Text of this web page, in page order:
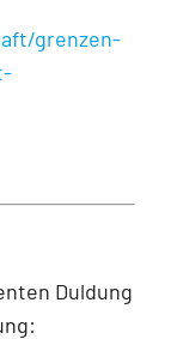
grenzen-
Duldung